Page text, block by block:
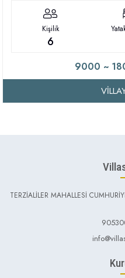
Kişilik
6
9000 ~
TERZİALİLER MAHALLESİ